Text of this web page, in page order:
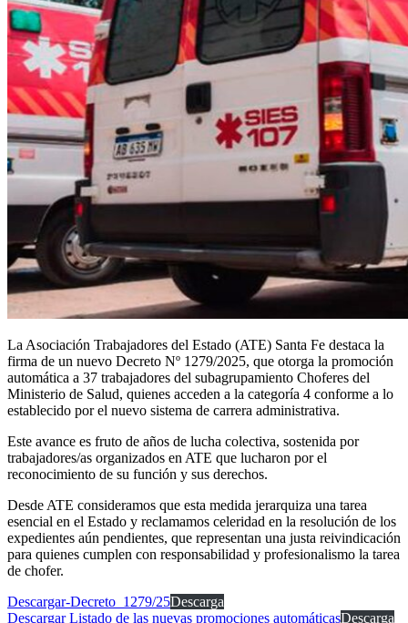
La Asociación Trabajadores del Estado (ATE) Santa Fe destaca la
firma de un nuevo Decreto Nº 1279/2025, que otorga la promoción
automática a 37 trabajadores del subagrupamiento Choferes del
Ministerio de Salud, quienes acceden a la categoría 4 conforme a lo
establecido por el nuevo sistema de carrera administrativa.
Este avance es fruto de años de lucha colectiva, sostenida por
trabajadores/as organizados en ATE que lucharon por el
reconocimiento de su función y sus derechos.
Desde ATE consideramos que esta medida jerarquiza una tarea
esencial en el Estado y reclamamos celeridad en la resolución de los
expedientes aún pendientes, que representan una justa reivindicación
para quienes cumplen con responsabilidad y profesionalismo la tarea
de chofer.
Descargar-Decreto_1279/25Descarga
Descargar Listado de las nuevas promociones automáticasDescarga